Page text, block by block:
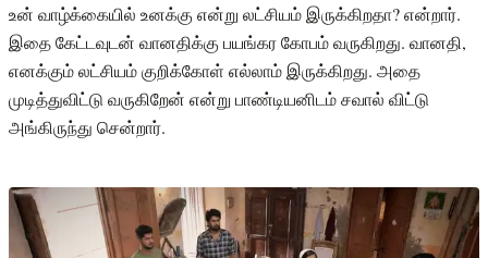
உன் வாழ்க்கையில் உனக்கு என்று லட்சியம் இருக்கிறதா? என்றார்.
இதை கேட்டவுடன் வானதிக்கு பயங்கர கோபம் வருகிறது. வானதி,
எனக்கும் லட்சியம் குறிக்கோள் எல்லாம் இருக்கிறது. அதை
முடித்துவிட்டு வருகிறேன் என்று பாண்டியனிடம் சவால் விட்டு
அங்கிருந்து சென்றார்.